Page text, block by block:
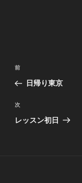
投
ナ
ビ
ゲ
過
去
投
前
日帰り東京
次
の
次
レッスン初日